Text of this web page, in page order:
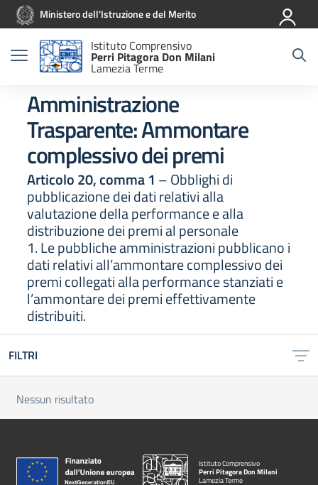
Vai ai contenuti
Vai al menu di navigazione
Vai al footerMinistero dell'Istruzione e del Merito
Istituto Comprensivo
Perri Pitagora Don Milani
Lamezia Terme
Amministrazione
Trasparente:Ammontare
complessivo dei premi
Articolo 20, comma 1 – Obblighi di
pubblicazione dei dati relativi alla
valutazione della performance e alla
distribuzione dei premi al personale
1. Le pubbliche amministrazioni pubblicano i
dati relativi all’ammontare complessivo dei
premi collegati alla performance stanziati e
l’ammontare dei premi effettivamente
distribuiti.
FILTRI
Nessun risultato
Istituto Comprensivo
Perri Pitagora Don Milani
Lamezia Terme